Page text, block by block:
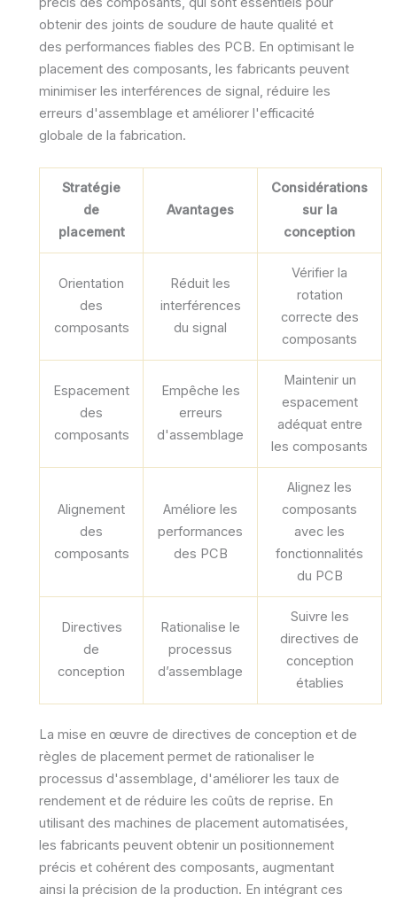
obtenir des joints de soudure de haute qualité et
des performances fiables des PCB. En optimisant le
placement des composants, les fabricants peuvent
minimiser les interférences de signal, réduire les
erreurs d'assemblage et améliorer l'efficacité
globale de la fabrication.
Stratégie
de
placement
Avantages
Considérations
sur la
conception
Orientation
des
composants
Réduit les
interférences
du signal
Vérifier la
rotation
correcte des
composants
Espacement
des
composants
Empêche les
erreurs
d'assemblage
Maintenir un
espacement
adéquat entre
les composants
Alignement
des
composants
Améliore les
performances
des PCB
Alignez les
composants
avec les
fonctionnalités
du PCB
Directives
de
conception
Rationalise le
processus
d’assemblage
Suivre les
directives de
conception
établies
La mise en œuvre de directives de conception et de
règles de placement permet de rationaliser le
processus d'assemblage, d'améliorer les taux de
rendement et de réduire les coûts de reprise. En
utilisant des machines de placement automatisées,
les fabricants peuvent obtenir un positionnement
précis et cohérent des composants, augmentant
ainsi la précision de la production. En intégrant ces